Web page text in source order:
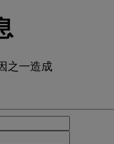
之一造成